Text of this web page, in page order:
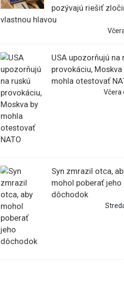
pozývajú riešiť
vlastnou hlavou
USA upozorňujú na
provokáciu, Moskva
mohla otestovať
Včera
Syn zmrazil otca,
mohol poberať jeho
dôchodok